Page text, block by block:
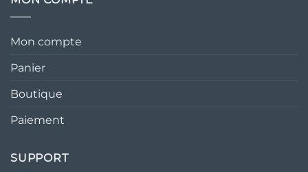
Mon compte
Panier
Boutique
Paiement
SUPPORT